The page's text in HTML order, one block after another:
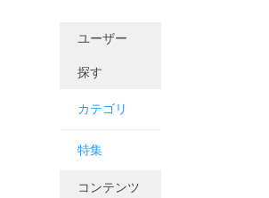
ユーザー
探す
カテゴリ
特集
コンテンツ